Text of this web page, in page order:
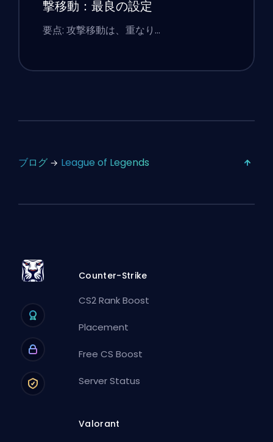
撃移動：最良の設定
要点: 攻撃移動は、重なり…
ブログ League of Legends
Counter-Strike
CS2 Rank Boost
Placement
Free CS Boost
Server Status
Valorant